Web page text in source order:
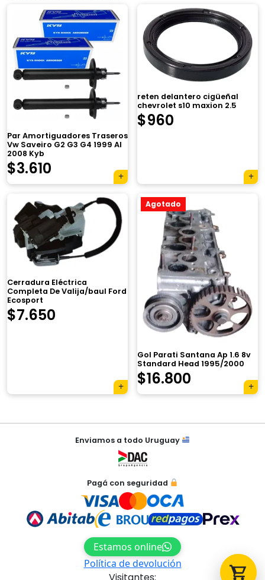
Par Amortiguadores Traseros
Vw Saveiro G2 G3 G4 1999 Al
2008 Kyb
El
precio
original
era:
$4.850.
$3.610
precio
actual
es:
$3.610.
reten delantero cigüeñal
chevrolet s10 maxion 2.5
$960
Cerradura Eléctrica
Completa De Valija/baul Ford
Ecosport
$7.650
Agotado
Gol Parati Santana Ap 1.6 8v
Standard Head 1995/2000
$16.800
NavegaciónEnviamos a todo Uruguay
Pagá con seguridad
Estamos online
Política de devolución
Visitantes:
×
Tu carrito está vacío.
automáticamente.